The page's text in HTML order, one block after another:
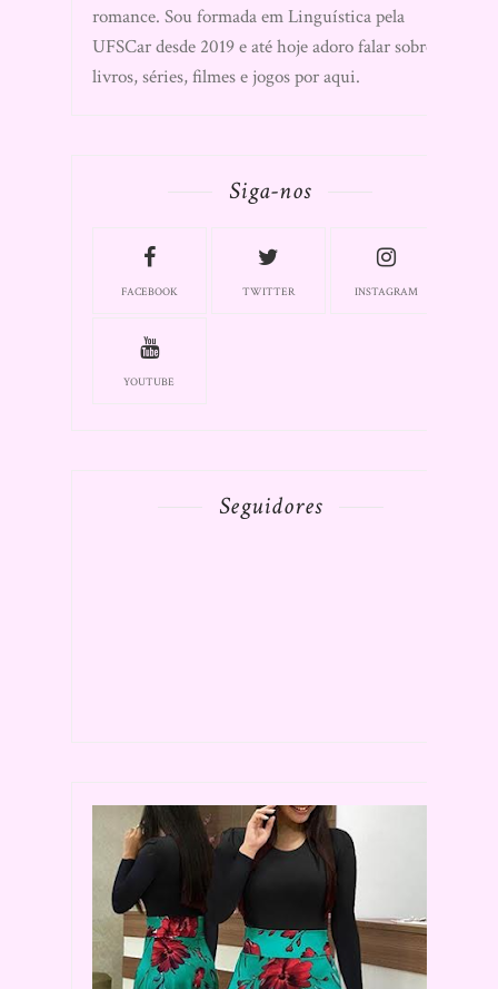
romance. Sou formada em Linguística pela
UFSCar desde 2019 e até hoje adoro falar sobre
livros, séries, filmes e jogos por aqui.
Siga-nos
FACEBOOK TWITTER INSTAGRAM
YOUTUBE
Seguidores